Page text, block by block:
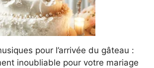
pour l’arrivée du gâteau :
inoubliable pour votre mariage